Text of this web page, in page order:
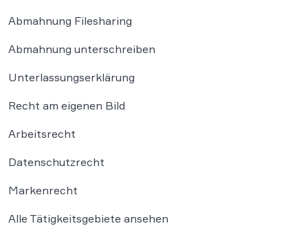
Abmahnung Filesharing
Abmahnung unterschreiben
Unterlassungserklärung
Recht am eigenen Bild
Arbeitsrecht
Datenschutzrecht
Markenrecht
Alle Tätigkeitsgebiete ansehen